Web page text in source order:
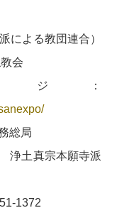
による教団連合）
会
ージ：
総局
浄土真宗本願寺派
1372